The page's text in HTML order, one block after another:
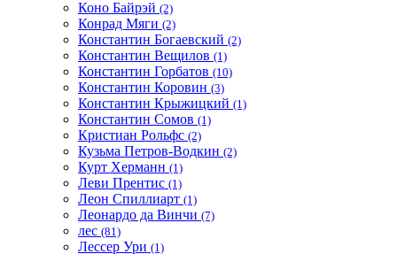
Коно Байрэй (2)
Конрад Мяги (2)
Константин Богаевский (2)
Константин Вещилов (1)
Константин Горбатов (10)
Константин Коровин (3)
Константин Крыжицкий (1)
Константин Сомов (1)
Кристиан Рольфс (2)
Кузьма Петров-Водкин (2)
Курт Херманн (1)
Леви Прентис (1)
Леон Спиллиарт (1)
Леонардо да Винчи (7)
лес (81)
Лессер Ури (1)